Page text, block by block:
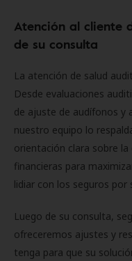
Atención al cliente
de su consulta
La atención de salud
Desde evaluaciones
de ajuste de audífonos y
nuestro equipo lo
orientación clara sobre
financieras para
lidiar con los seguros por
Luego de su consulta,
ofreceremos ajustes y
tenga para que su